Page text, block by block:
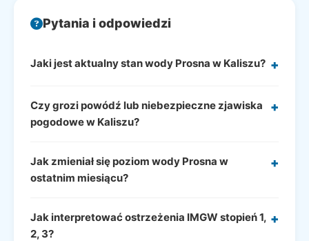
Pytania i odpowiedzi
Jaki jest aktualny stan wody Prosna w Kaliszu? +
Czy grozi powódź lub niebezpieczne zjawiska
pogodowe w Kaliszu?
+
Jak zmieniał się poziom wody Prosna w
ostatnim miesiącu?
+
Jak interpretować ostrzeżenia IMGW stopień 1,
2, 3?
+